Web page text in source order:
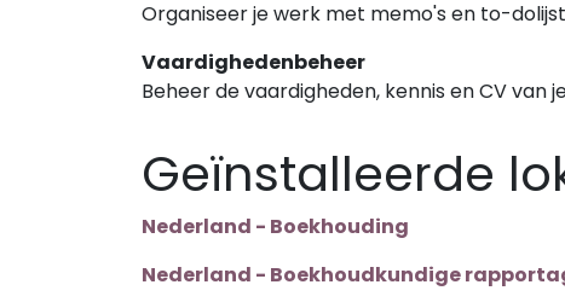
Organiseer je werk met memo's en to-
Vaardighedenbeheer
Beheer de vaardigheden, kennis en CV van
Geïnstalleerde
Nederland - Boekhouding
Nederland - Boekhoudkundige